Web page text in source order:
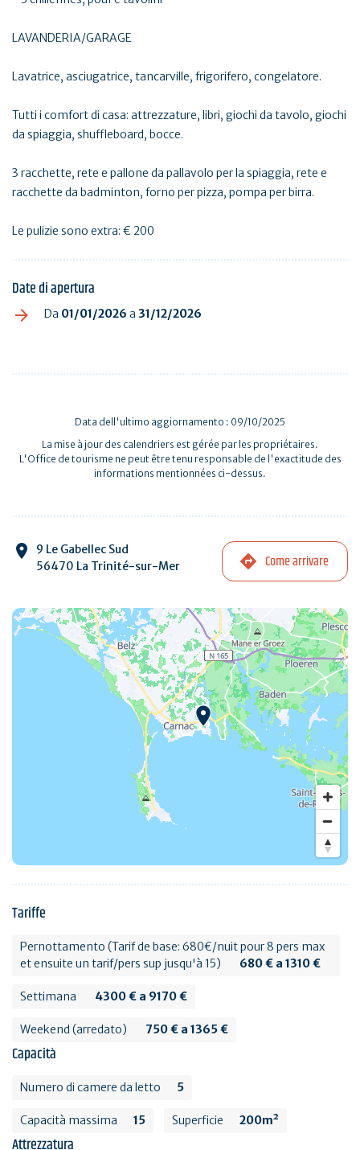
LAVANDERIA/GARAGE
Lavatrice, asciugatrice, tancarville, frigorifero, congelatore.
Tutti i comfort di casa: attrezzature, libri, giochi da tavolo, giochi
da spiaggia, shuffleboard, bocce.
3 racchette, rete e pallone da pallavolo per la spiaggia, rete e
racchette da badminton, forno per pizza, pompa per birra.
Le pulizie sono extra: € 200
Date di apertura
Da 01/01/2026 a 31/12/2026
Data dell'ultimo aggiornamento : 09/10/2025
La mise à jour des calendriers est gérée par les propriétaires.
L'Office de tourisme ne peut être tenu responsable de l'exactitude des
informations mentionnées ci-dessus.
9 Le Gabellec Sud
56470 La Trinité-sur-Mer
Come arrivare
Tariffe
Pernottamento (Tarif de base: 680€/nuit pour 8 pers max
et ensuite un tarif/pers sup jusqu'à 15)
680 € a 1310 €
Settimana 4300 € a 9170 €
Weekend (arredato) 750 € a 1365 €
Capacità
Numero di camere da letto 5
Capacità massima 15 Superficie 200m²
Attrezzatura